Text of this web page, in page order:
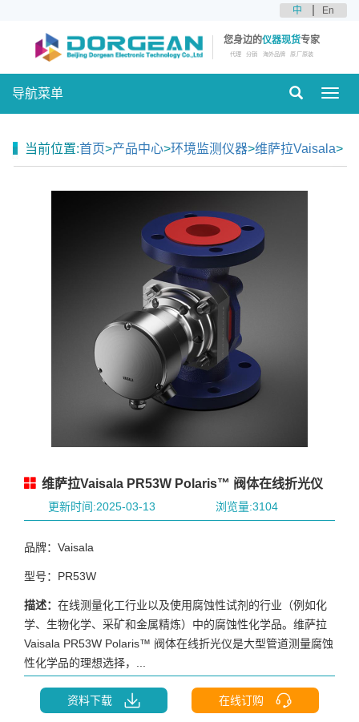
中 En
您身边的仪器现货专家
代理 分销 海外品牌 原厂原装
导航菜单
当前位置:首页>产品中心>环境监测仪器>维萨拉Vaisala>
维萨拉Vaisala PR53W Polaris™ 阀体在线折光仪
更新时间:2025-03-13 浏览量:3104
品牌：Vaisala
型号：PR53W
描述： 在线测量化工行业以及使用腐蚀性试剂的行业（例如化
学、生物化学、采矿和金属精炼）中的腐蚀性化学品。维萨拉
Vaisala PR53W Polaris™ 阀体在线折光仪是大型管道测量腐蚀
性化学品的理想选择，...
资料下载 在线订购